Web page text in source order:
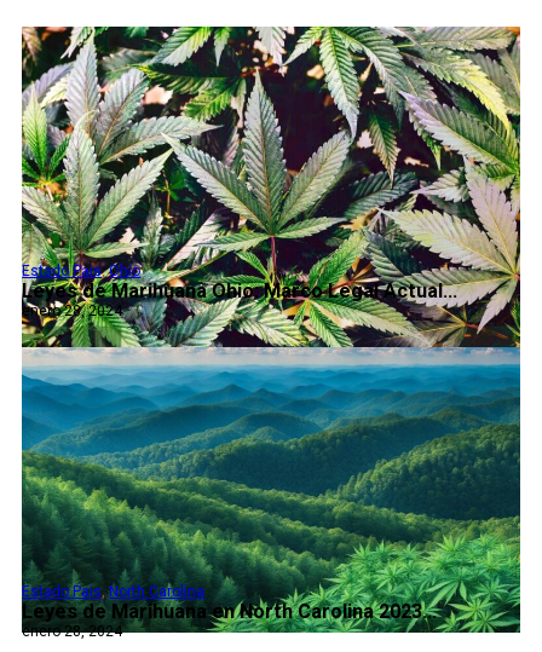
Leyes de Marihuana Ohio: Marco Legal Actual...
Estado Pais,Ohio
enero 28, 2024
Leyes de Marihuana en North Carolina 2023...
Estado Pais ,North Carolina
enero 28, 2024